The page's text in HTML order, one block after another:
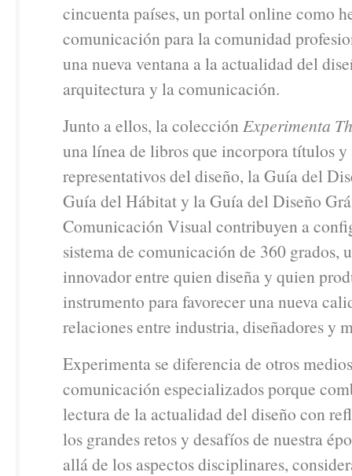
cincuenta países, un portal online como
comunicación para la comunidad
una nueva ventana a la actualidad del
arquitectura y la comunicación.
Junto a ellos, la colección Experimenta
una línea de libros que incorpora títulos y
representativos del diseño, la Guía del
Guía del Hábitat y la Guía del Diseño
Comunicación Visual contribuyen a
sistema de comunicación de 360 grados,
innovador entre quien diseña y quien
instrumento para favorecer una nueva
relaciones entre industria, diseñadores y
Experimenta se diferencia de otros
comunicación especializados porque
lectura de la actualidad del diseño con
los grandes retos y desafíos de nuestra
allá de los aspectos disciplinares,